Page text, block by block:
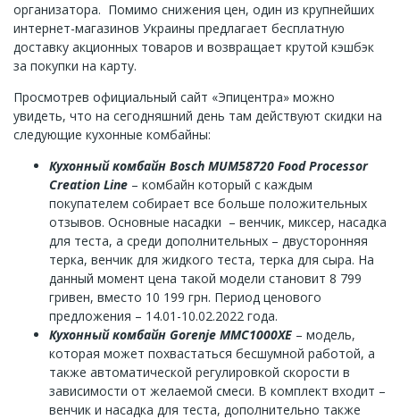
организатора. Помимо снижения цен, один из крупнейших
интернет-магазинов Украины предлагает бесплатную
доставку акционных товаров и возвращает крутой кэшбэк
за покупки на карту.
Просмотрев официальный сайт «Эпицентра» можно
увидеть, что на сегодняшний день там действуют скидки на
следующие кухонные комбайны:
Кухонный комбайн Bosch MUM58720 Food Processor
Creation Line – комбайн который с каждым
покупателем собирает все больше положительных
отзывов. Основные насадки – венчик, миксер, насадка
для теста, а среди дополнительных – двусторонняя
терка, венчик для жидкого теста, терка для сыра. На
данный момент цена такой модели становит 8 799
гривен, вместо 10 199 грн. Период ценового
предложения – 14.01-10.02.2022 года.
Кухонный комбайн Gorenje MMC1000XE – модель,
которая может похвастаться бесшумной работой, а
также автоматической регулировкой скорости в
зависимости от желаемой смеси. В комплект входит –
венчик и насадка для теста, дополнительно также